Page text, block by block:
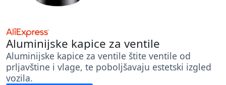
Aluminijske kapice za ventile
Aluminijske kapice za ventile štite ventile od
prljavštine i vlage, te poboljšavaju estetski izgled
vozila.